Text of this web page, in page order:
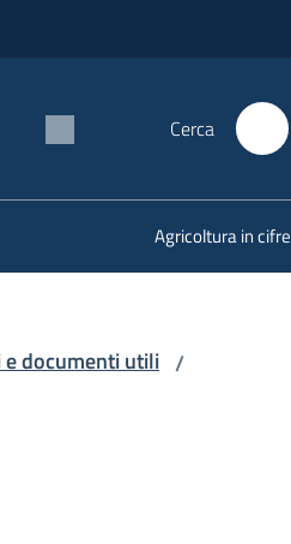
Cerca
Agricoltura in cifre
e documenti utili /